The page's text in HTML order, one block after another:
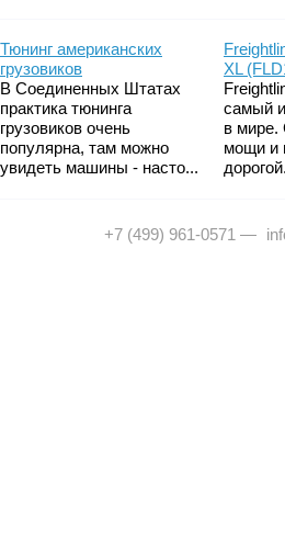
Тюнинг американских
грузовиков
В Соединенных Штатах
практика тюнинга
грузовиков очень
популярна, там можно
увидеть машины - насто...
XL
самый
в мире.
мощи и
+7 (499) 961-0571 —